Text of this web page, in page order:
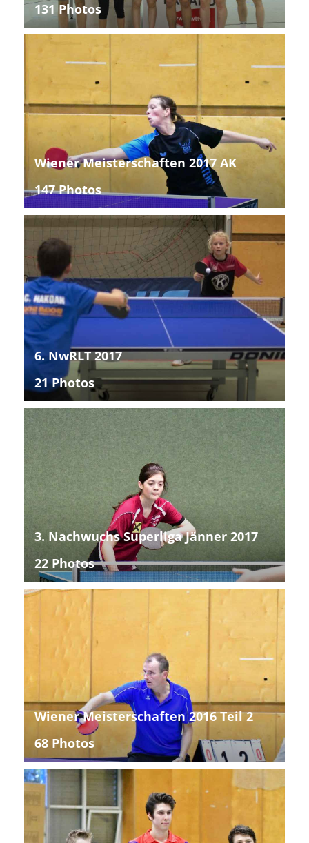
131 Photos
Wiener Meisterschaften 2017 AK
147 Photos
6. NwRLT 2017
21 Photos
3. Nachwuchs Superliga Jänner 2017
22 Photos
Wiener Meisterschaften 2016 Teil 2
68 Photos